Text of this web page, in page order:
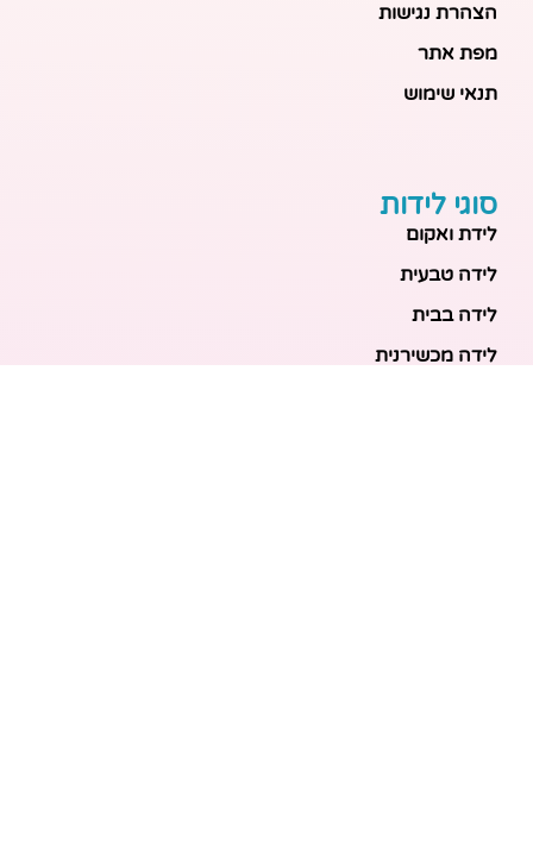
הצהרת נגישות
מפת אתר
תנאי שימוש
סוגי לידות
לידת ואקום
לידה טבעית
לידה בבית
לידה מכשירנית